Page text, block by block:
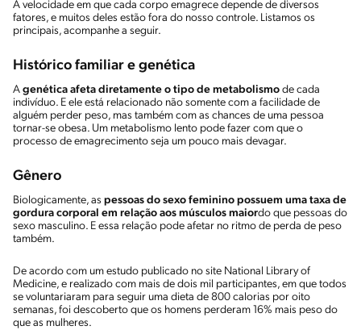
A velocidade em que cada corpo emagrece depende de diversos
fatores, e muitos deles estão fora do nosso controle. Listamos os
principais, acompanhe a seguir.
Histórico familiar e genética
A genética afeta diretamente o tipo de metabolismo de cada
indivíduo. E ele está relacionado não somente com a facilidade de
alguém perder peso, mas também com as chances de uma pessoa
tornar-se obesa. Um metabolismo lento pode fazer com que o
processo de emagrecimento seja um pouco mais devagar.
Gênero
Biologicamente, as pessoas do sexo feminino possuem uma taxa de
gordura corporal em relação aos músculos maiordo que pessoas do
sexo masculino. E essa relação pode afetar no ritmo de perda de peso
também.
De acordo com um estudo publicado no site National Library of
Medicine, e realizado com mais de dois mil participantes, em que todos
se voluntariaram para seguir uma dieta de 800 calorias por oito
semanas, foi descoberto que os homens perderam 16% mais peso do
que as mulheres.